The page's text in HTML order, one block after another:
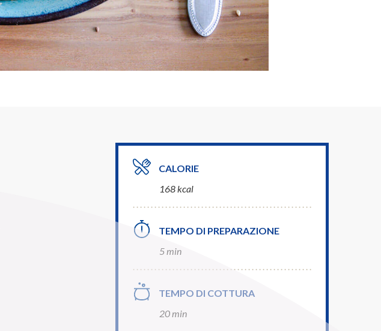
CALORIE
168 kcal
TEMPO DI PREPARAZIONE
5 min
TEMPO DI COTTURA
20 min